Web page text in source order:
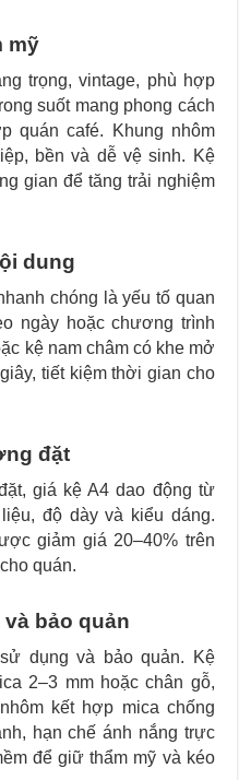
mỹ
trọng, vintage, phù hợp
suốt mang phong cách
quán café. Khung nhôm
bền và dễ vệ sinh. Kệ
gian để tăng trải nghiệm
dung
chóng là yếu tố quan
ngày hoặc chương trình
kệ nam châm có khe mở
tiết kiệm thời gian cho
đặt
giá kệ A4 dao động từ
độ dày và kiểu dáng.
giảm giá 20–40% trên
quán.
bảo quản
dụng và bảo quản. Kệ
2–3 mm hoặc chân gỗ,
kết hợp mica chống
hạn chế ánh nắng trực
để giữ thẩm mỹ và kéo